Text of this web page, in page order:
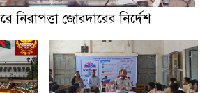
নিরাপত্তা জোরদারের নির্দেশ